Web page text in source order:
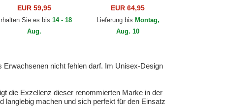
Flexfit Baseball
Black von
EUR 59,95
Sie es bis14 - 18
Aug.
von KangolEUR 64,95
Lieferung bis Montag,
Aug. 10
nicht fehlen darf. Im Unisex-Design
die Exzellenz dieser renommierten Marke in der
langlebig machen und sich perfekt für den Einsatz